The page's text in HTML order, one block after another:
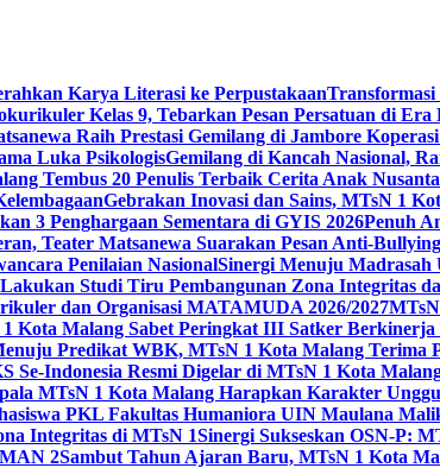
Karya Literasi ke Perpustakaan
Kelas 9, Tebarkan Pesan Persatuan di Era
Raih Prestasi Gemilang di Jambore
Luka PsikologisGemilang di Kancah Nasional,
Tembus 20 Penulis Terbaik Cerita Anak
Gebrakan Inovasi dan Sains, MTsN 1
3 Penghargaan Sementara di GYIS 2026Penuh
Teater Matsanewa Suarakan Pesan Anti-
Penilaian NasionalSinergi Menuju Madrasah
Studi Tiru Pembangunan Zona Integritas
dan Organisasi MATAMUDA 2026/2027
Kota Malang Sabet Peringkat III Satker
Predikat WBK, MTsN 1 Kota Malang Terima
Indonesia Resmi Digelar di MTsN 1 Kota
MTsN 1 Kota Malang Harapkan Karakter
PKL Fakultas Humaniora UIN Maulana
Integritas di MTsN 1Sinergi Sukseskan OSN-P:
2Sambut Tahun Ajaran Baru, MTsN 1 Kota